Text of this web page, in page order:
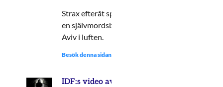
Strax efteråt sprängde sig
en självmordsbombare i Tel
Aviv i luften.
Besök denna sidan:
IDF:s video av